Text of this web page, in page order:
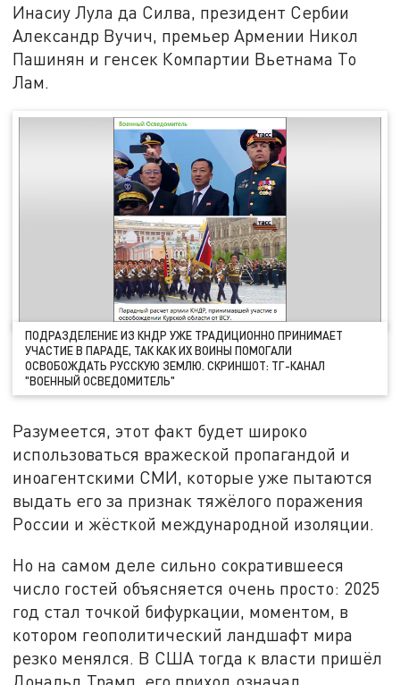
Инасиу Лула да Силва, президент Сербии
Александр Вучич, премьер Армении Никол
Пашинян и генсек Компартии Вьетнама То
Лам.
ПОДРАЗДЕЛЕНИЕ ИЗ КНДР УЖЕ ТРАДИЦИОННО ПРИНИМАЕТ
УЧАСТИЕ В ПАРАДЕ, ТАК КАК ИХ ВОИНЫ ПОМОГАЛИ
ОСВОБОЖДАТЬ РУССКУЮ ЗЕМЛЮ. СКРИНШОТ: ТГ-КАНАЛ
"ВОЕННЫЙ ОСВЕДОМИТЕЛЬ"
Разумеется, этот факт будет широко
использоваться вражеской пропагандой и
иноагентскими СМИ, которые уже пытаются
выдать его за признак тяжёлого поражения
России и жёсткой международной изоляции.
Но на самом деле сильно сократившееся
число гостей объясняется очень просто: 2025
год стал точкой бифуркации, моментом, в
котором геополитический ландшафт мира
резко менялся. В США тогда к власти пришёл
Дональд Трамп, его приход означал